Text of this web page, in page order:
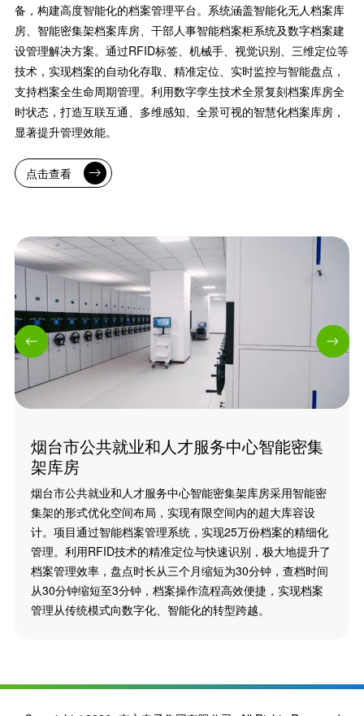
备，构建高度智能化的档案管理平台。系统涵盖智能化无人档案库
房、智能密集架档案库房、干部人事智能档案柜系统及数字档案建
设管理解决方案。通过RFID标签、机械手、视觉识别、三维定位等
技术，实现档案的自动化存取、精准定位、实时监控与智能盘点，
支持档案全生命周期管理。利用数字孪生技术全景复刻档案库房全
时状态，打造互联互通、多维感知、全景可视的智慧化档案库房，
显著提升管理效能。
点击查看
烟台市公共就业和人才服务中心智能密集
架库房
烟台市公共就业和人才服务中心智能密集架库房采用智能密
集架的形式优化空间布局，实现有限空间内的超大库容设
计。项目通过智能档案管理系统，实现25万份档案的精细化
管理。利用RFID技术的精准定位与快速识别，极大地提升了
档案管理效率，盘点时长从三个月缩短为30分钟，查档时间
从30分钟缩短至3分钟，档案操作流程高效便捷，实现档案
管理从传统模式向数字化、智能化的转型跨越。